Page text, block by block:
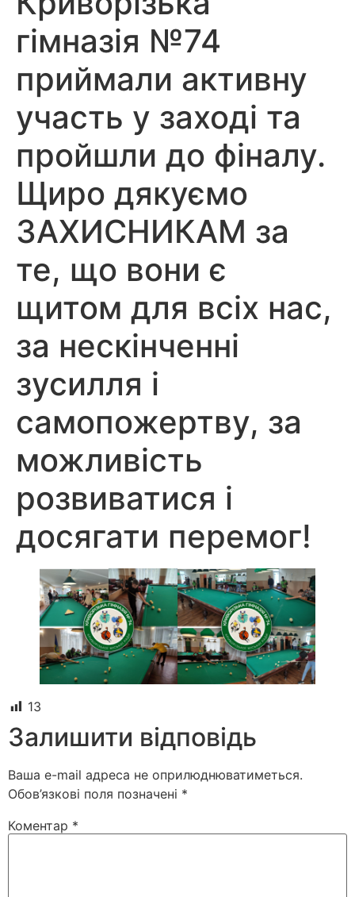
гімназія №74
приймали активну
участь у заході та
пройшли до фіналу.
Щиро дякуємо
ЗАХИСНИКАМ за
те, що вони є
щитом для всіх нас,
за нескінченні
зусилля і
самопожертву, за
можливість
розвиватися і
досягати перемог!
13
Залишити відповідь
Ваша e-mail адреса не оприлюднюватиметься.
Обов’язкові поля позначені *
Коментар *